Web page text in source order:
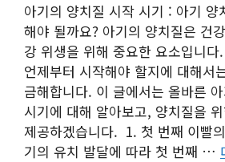
아기의 양치질 시작 시기 : 아기 양
해야 될까요? 아기의 양치질은 건
강 위생을 위해 중요한 요소입니
언제부터 시작해야 할지에 대해서
금해합니다. 이 글에서는 올바른
시기에 대해 알아보고, 양치질을
제공하겠습니다. 1. 첫 번째 이빨
기의 유치 발달에 따라 첫 번째 …